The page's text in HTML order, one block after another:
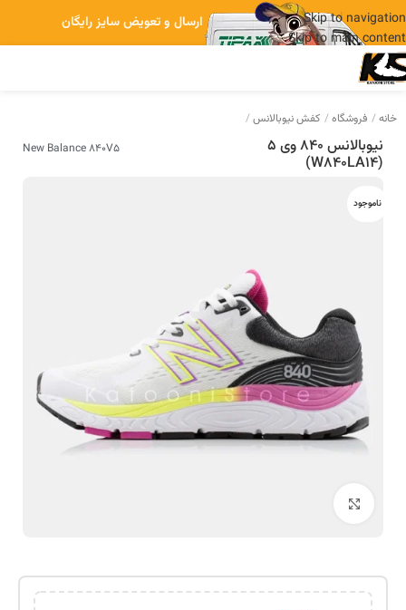
Skip to navigation
Skip to main content
ارسال و تعویض سایز رایگان
خانه فروشگاه کفش نیوبالانس
نیوبالانس 840 وی 5
(W840LA14)
New Balance 840V5
ناموجود